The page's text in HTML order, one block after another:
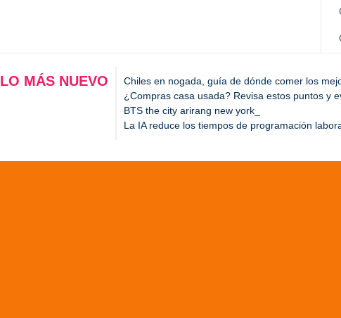
LO MÁS NUEVO
Chiles en nogada, guía de dónde comer los
¿Compras casa usada? Revisa estos puntos y
BTS the city arirang new york
La IA reduce los tiempos de programación